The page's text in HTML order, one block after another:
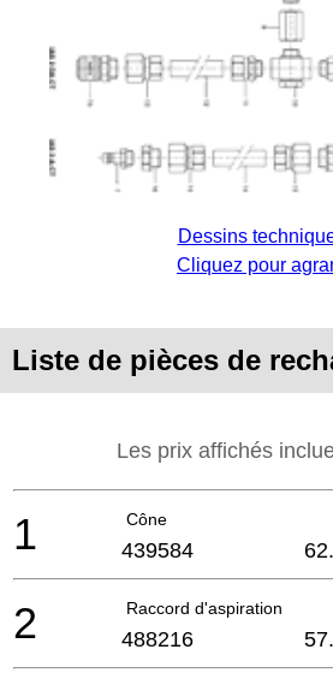
Dessins
Cliquez pour
Liste de pièces de
Les prix affichés
Cône
1 439584
Raccord d'aspiration
2 488216